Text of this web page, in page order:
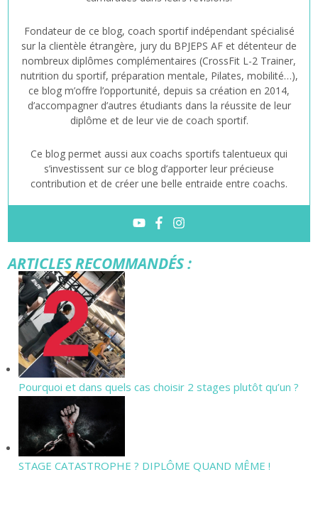
Fondateur de ce blog, coach sportif indépendant spécialisé
sur la clientèle étrangère, jury du BPJEPS AF et détenteur de
nombreux diplômes complémentaires (CrossFit L-2 Trainer,
nutrition du sportif, préparation mentale, Pilates, mobilité…),
ce blog m’offre l’opportunité, depuis sa création en 2014,
d’accompagner d’autres étudiants dans la réussite de leur
diplôme et de leur vie de coach sportif.
Ce blog permet aussi aux coachs sportifs talentueux qui
s’investissent sur ce blog d’apporter leur précieuse
contribution et de créer une belle entraide entre coachs.
ARTICLES RECOMMANDÉS :
Pourquoi et dans quels cas choisir 2 stages plutôt qu’un ?
STAGE CATASTROPHE ? DIPLÔME QUAND MÊME !